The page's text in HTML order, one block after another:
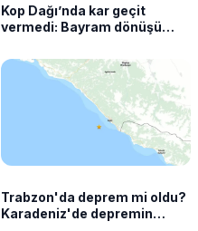
Kop Dağı’nda kar geçit
vermedi: Bayram dönüşü
Trabzon'da deprem mi oldu?
Karadeniz'de depremin